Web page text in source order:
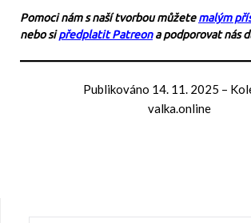
Pomoci nám s naší tvorbou můžetemalým
nebo sipředplatit Patreona podporovat nás
Publikováno 14. 11. 2025 –
valka.online